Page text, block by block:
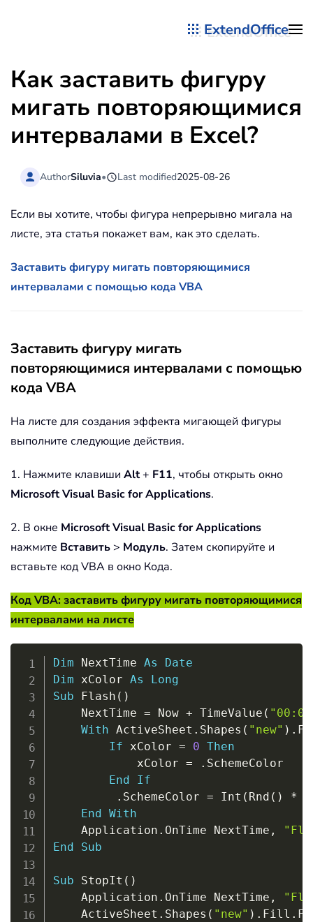
ExtendOffice
Как заставить фигуру
мигать повторяющимися
интервалами в Excel?
AuthorSiluvia• Last modified2025-08-26
Если вы хотите, чтобы фигура непрерывно мигала на
листе, эта статья покажет вам, как это сделать.
Заставить фигуру мигать повторяющимися
интервалами с помощью кода VBA
Заставить фигуру мигать
повторяющимися интервалами с помощью
кода VBA
На листе для создания эффекта мигающей фигуры
выполните следующие действия.
1. Нажмите клавиши Alt+ F11, чтобы открыть окно
Microsoft Visual Basic for Applications.
2. В окне Microsoft Visual Basic for Applications
нажмите Вставить > Модуль. Затем скопируйте и
вставьте код VBA в окно Кода.
Код VBA: заставить фигуру мигать повторяющимися
интервалами на листе
Dim NextTime As
Date
Dim xColor As
Long
Sub Flash ( )
    NextTime
= Now + TimeValue (
With ActiveSheet . Shapes ( "new" ) .
If xColor = 0 Then
            xColor
= . SchemeColor
End
If
. SchemeColor = Int ( Rnd ( ) *
End
With
    Application
. OnTime NextTime ,
End
Sub
Sub StopIt ( )
    Application
. OnTime NextTime ,
    ActiveSheet
. Shapes ( "new" ) . Fill .